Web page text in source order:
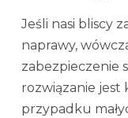
Jeśli nasi bliscy
naprawy,
zabezpieczenie
rozwiązanie jest
przypadku